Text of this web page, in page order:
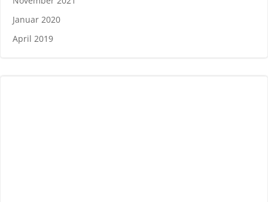
Januar 2020
April 2019